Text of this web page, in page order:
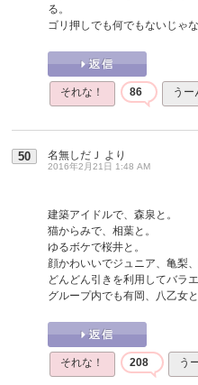
る。
ゴリ押しでも何でもないじゃな
それな！ 86 うー
50 名無しだＪ より
2016年2月21日 1:48 AM
建築アイドルで、森泉と。
猫からみで、相葉と。
ゆるボケで桜井と。
顔かわいいでジュニア、亀梨、
どんどん引きを利用してバラ
グループ内でも有岡、八乙女
それな！ 208 う